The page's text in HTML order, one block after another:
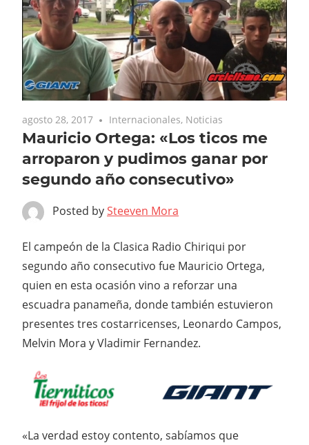
agosto 28, 2017 Internacionales, Noticias
Mauricio Ortega: «Los ticos me
arroparon y pudimos ganar por
segundo año consecutivo»
Posted bySteeven Mora
El campeón de la Clasica Radio Chiriqui por
segundo año consecutivo fue Mauricio Ortega,
quien en esta ocasión vino a reforzar una
escuadra panameña, donde también estuvieron
presentes tres costarricenses, Leonardo Campos,
Melvin Mora y Vladimir Fernandez.
«La verdad estoy contento, sabíamos que